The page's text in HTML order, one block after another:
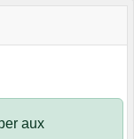
aux